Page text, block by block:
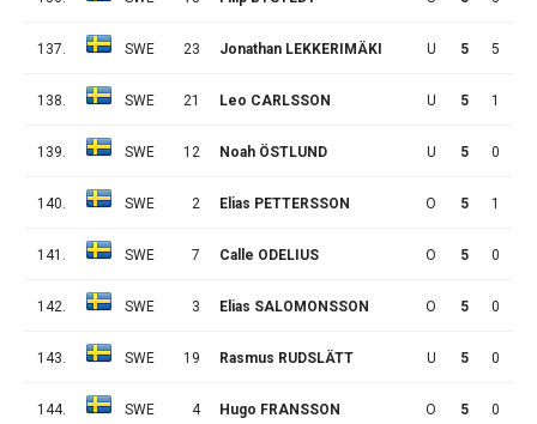
137. SWE 23 Jonathan LEKKERIMÄKI U 5 5
138. SWE 21 Leo CARLSSON U 5 1
139. SWE 12 Noah ÖSTLUND U 5 0
140. SWE 2 Elias PETTERSSON O 5 1
141. SWE 7 Calle ODELIUS O 5 0
142. SWE 3 Elias SALOMONSSON O 5 0
143. SWE 19 Rasmus RUDSLÄTT U 5 0
144. SWE 4 Hugo FRANSSON O 5 0